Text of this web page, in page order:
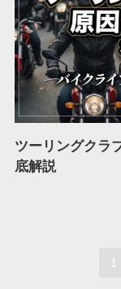
ツーリングクラ
底解説
1